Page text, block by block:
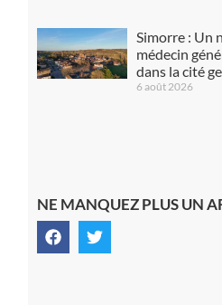
Simorre : Un
médecin
dans la cité
6 août 2026
NE MANQUEZ PLUS UN